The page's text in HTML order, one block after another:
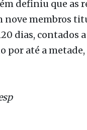
dias, contados
por até a